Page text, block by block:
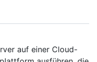
auf einer Cloud-